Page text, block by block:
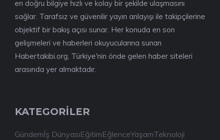
en doğru bilgiye hızlı ve kolay bir şekilde ulaşmasını
sağlar. Tarafsız ve güvenilir yayın anlayışı ile takipçilerine
objektif bir bakış açısı sunar. Her konuda en son
gelişmeleri ve haberleri okuyucularına sunan
Habertakibi.org, Türkiye'nin önde gelen haber siteleri
arasında yer almaktadır.
KATEGORİLER
Gündemİş DünyasıEğitimEğlenceYaşamTeknoloji